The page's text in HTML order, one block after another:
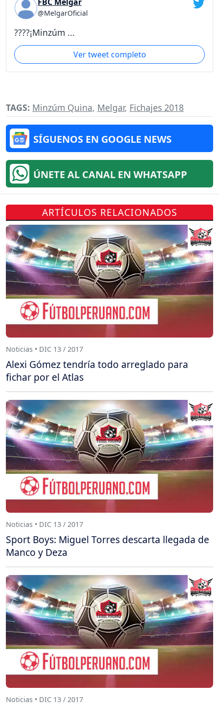
@MelgarOficial
????¡Minzúm ...
Ver tweet completo
TAGS: Minzúm Quina, Melgar, Fichajes 2018
SÍGUENOS EN GOOGLE NEWS
ÚNETE AL CANAL EN WHATSAPP
ARTÍCULOS RELACIONADOS
Noticias • DIC 13 / 2017
Alexi Gómez tendría todo arreglado para
fichar por el Atlas
Noticias • DIC 13 / 2017
Sport Boys: Miguel Torres descarta llegada de
Manco y Deza
Noticias • DIC 13 / 2017